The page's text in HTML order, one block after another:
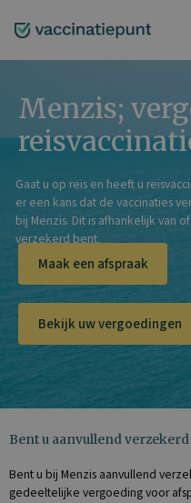
naar
inhoud
Menzis;
Gaat u op reis en heeft u
er een kans dat de vaccinaties
bij Menzis. Dit is afhankelijk van
verzekerd bent.
Maak een afspraak
Bekijk uw vergoedingen
Bent u aanvullend
Bent u bij Menzis aanvullend
gedeeltelijke vergoeding voor